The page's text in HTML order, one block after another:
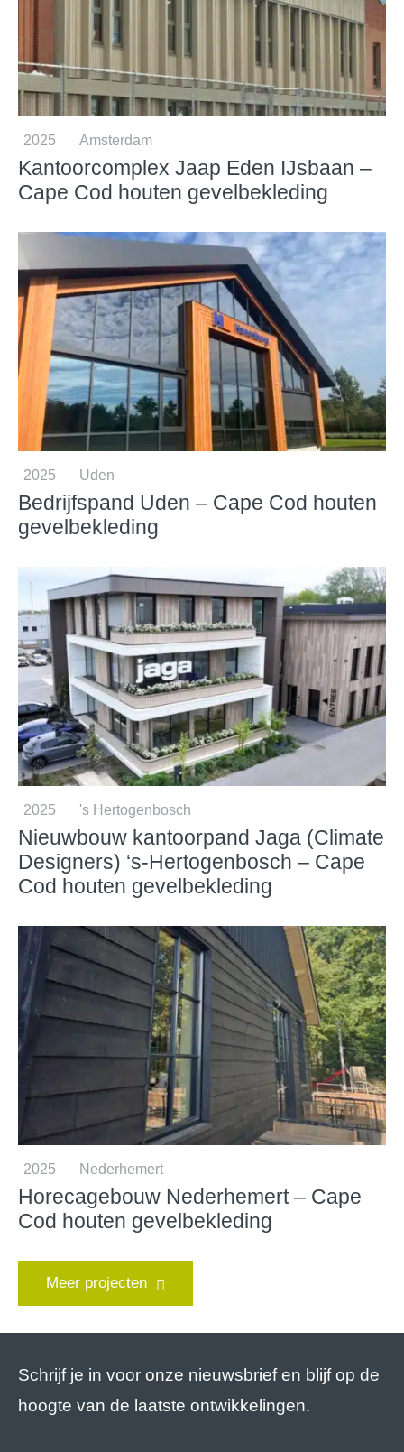
2025 Amsterdam
Kantoorcomplex Jaap Eden IJsbaan –
Cape Cod houten gevelbekleding
2025 Uden
Bedrijfspand Uden – Cape Cod houten
gevelbekleding
2025 's Hertogenbosch
Nieuwbouw kantoorpand Jaga (Climate
Designers) ‘s-Hertogenbosch – Cape
Cod houten gevelbekleding
2025 Nederhemert
Horecagebouw Nederhemert – Cape
Cod houten gevelbekleding
Meer projecten
Schrijf je in voor onze nieuwsbrief en blijf op de
hoogte van de laatste ontwikkelingen.